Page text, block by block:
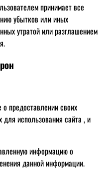
принимает все
убытков или иных
утратой или разглашением
предоставлении своих
использования сайта , и
информацию о
данной информации.